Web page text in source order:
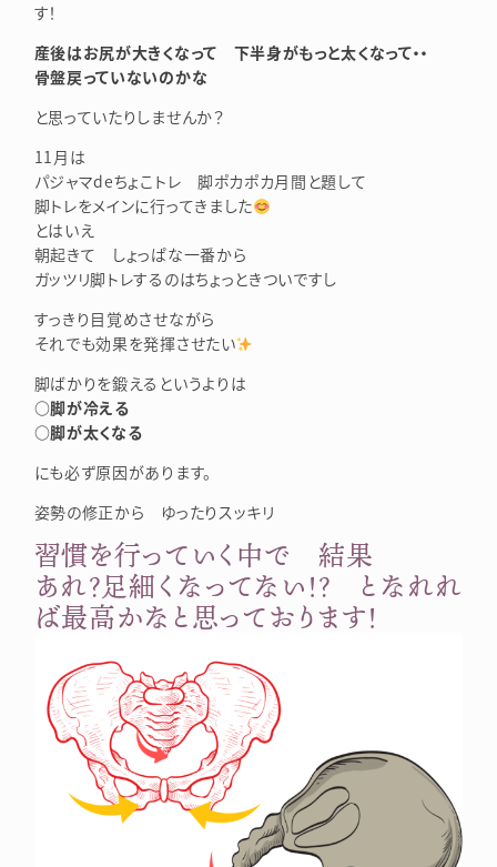
す！
産後はお尻が大きくなって 下半身がもっと太くなって・・
骨盤戻っていないのかな
と思っていたりしませんか？
11月は
パジャマdeちょこトレ 脚ポカポカ月間と題して
脚トレをメインに行ってきました
とはいえ
朝起きて しょっぱな一番から
ガッツリ脚トレするのはちょっときついですし
すっきり目覚めさせながら
それでも効果を発揮させたい
脚ばかりを鍛えるというよりは
○脚が冷える
○脚が太くなる
にも必ず原因があります。
姿勢の修正から ゆったりスッキリ
習慣を行っていく中で 結果
あれ？足細くなってない！？ となれれ
ば最高かなと思っております！